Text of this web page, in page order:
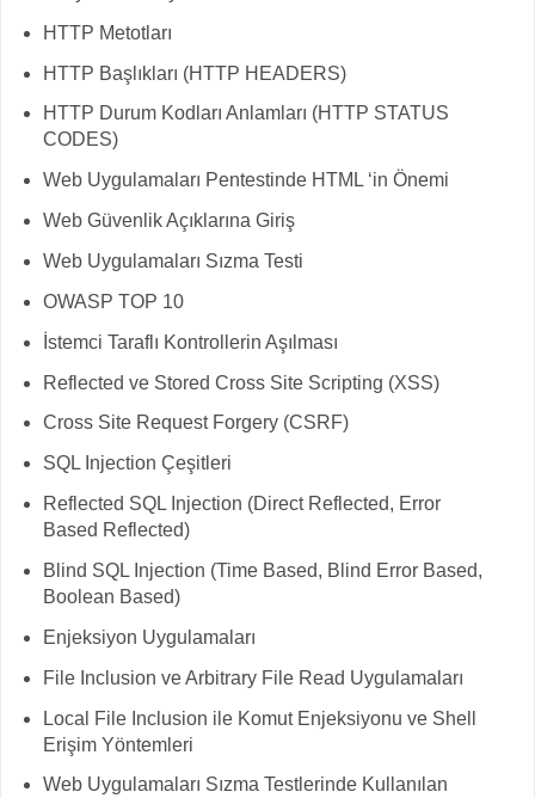
HTTP Metotları
HTTP Başlıkları (HTTP HEADERS)
HTTP Durum Kodları Anlamları (HTTP STATUS
CODES)
Web Uygulamaları Pentestinde HTML ‘in Önemi
Web Güvenlik Açıklarına Giriş
Web Uygulamaları Sızma Testi
OWASP TOP 10
İstemci Taraflı Kontrollerin Aşılması
Reflected ve Stored Cross Site Scripting (XSS)
Cross Site Request Forgery (CSRF)
SQL Injection Çeşitleri
Reflected SQL Injection (Direct Reflected, Error
Based Reflected)
Blind SQL Injection (Time Based, Blind Error Based,
Boolean Based)
Enjeksiyon Uygulamaları
File Inclusion ve Arbitrary File Read Uygulamaları
Local File Inclusion ile Komut Enjeksiyonu ve Shell
Erişim Yöntemleri
Web Uygulamaları Sızma Testlerinde Kullanılan